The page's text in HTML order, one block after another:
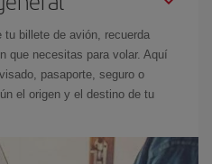
tu billete de avión, recuerda
que necesitas para volar. Aquí
pasaporte, seguro o
el origen y el destino de tu